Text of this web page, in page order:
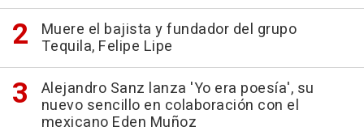
Muere el bajista y fundador del grupo
Tequila, Felipe Lipe
Alejandro Sanz lanza 'Yo era poesía', su
nuevo sencillo en colaboración con el
mexicano Eden Muñoz